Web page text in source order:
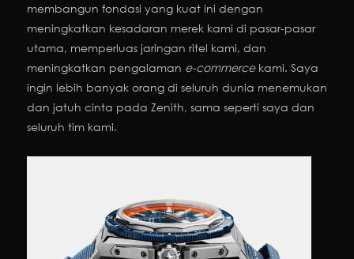
membangun fondasi yang kuat ini dengan
meningkatkan kesadaran merek kami di pasar-pasar
utama, memperluas jaringan ritel kami, dan
meningkatkan pengalaman e-commercekami. Saya
ingin lebih banyak orang di seluruh dunia menemukan
dan jatuh cinta pada Zenith, sama seperti saya dan
seluruh tim kami.